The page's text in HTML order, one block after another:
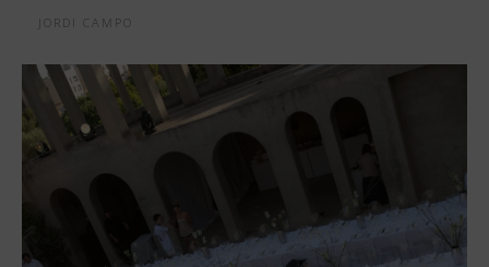
JORDI CAMPO